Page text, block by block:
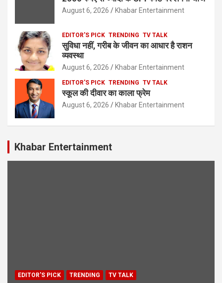
August 6, 2026 Khabar Entertainment
EDITOR'S PICK TRENDING TV TALK
सुविधा नहीं, गरीब के जीवन का आधार है राशन
व्यवस्था
August 6, 2026 Khabar Entertainment
EDITOR'S PICK TRENDING TV TALK
स्कूल की दीवार का काला फ्रेम
August 6, 2026 Khabar Entertainment
Khabar Entertainment
EDITOR'S PICK TRENDING TV TALK